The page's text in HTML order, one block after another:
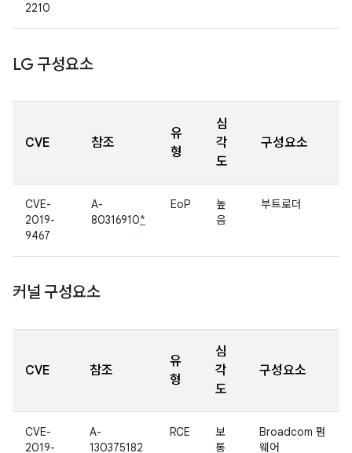
2210
LG 구성요소
CVE 참조
유
형
심
각
도
구성요소
CVE-
2019-
9467
A-
80316910*
EoP
높
음
부트로더
커널 구성요소
CVE 참조
유
형
심
각
도
구성요소
CVE-
2019-
A-
130375182
RCE
보
통
Broadcom 펌
웨어